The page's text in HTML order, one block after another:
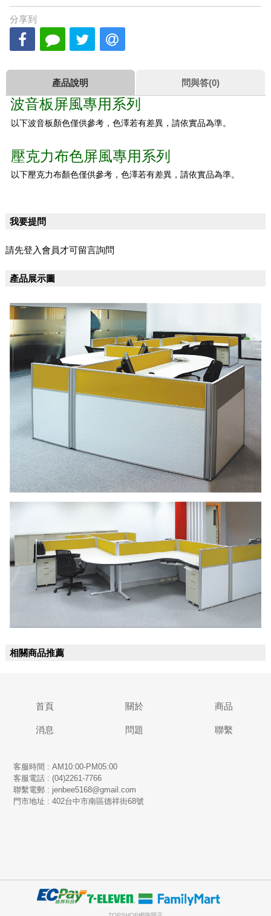
分享到
產品說明 問與答(0)
波音板屏風專用系列
以下波音板顏色僅供參考，色澤若有差異，請依實品為準。
壓克力布色屏風專用系列
以下壓克力布顏色僅供參考，色澤若有差異，請依實品為準。
我要提問
請先登入會員才可留言詢問
產品展示圖
相關商品推薦
首頁 關於 商品
消息 問題 聯繫
客服時間 : AM10:00-PM05:00
客服電話 : (04)2261-7766
​聯繫電郵 : jenbee5168@gmail.com
門市地址 : 402台中市南區德祥街68號